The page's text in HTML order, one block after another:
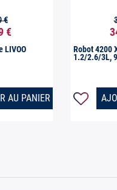
rapide
€
€
LIVOO
AU PANIER
Robot 4200
1.2/2.6/3L,